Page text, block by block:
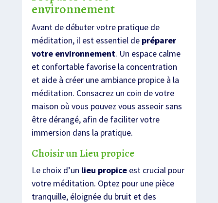
environnement
Avant de débuter votre pratique de
méditation, il est essentiel de préparer
votre environnement. Un espace calme
et confortable favorise la concentration
et aide à créer une ambiance propice à la
méditation. Consacrez un coin de votre
maison où vous pouvez vous asseoir sans
être dérangé, afin de faciliter votre
immersion dans la pratique.
Choisir un Lieu propice
Le choix d’un lieu propiceest crucial pour
votre méditation. Optez pour une pièce
tranquille, éloignée du bruit et des